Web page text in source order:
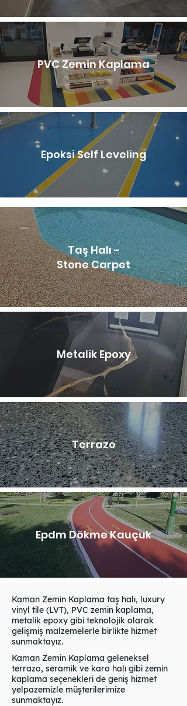
PVC Zemin Kaplama
Epoksi Self Leveling
Taş Halı -
Stone Carpet
Metalik Epoxy
Terrazo
Epdm Dökme Kauçuk
Kaman Zemin Kaplama taş halı, luxury
vinyl tile (LVT), PVC zemin kaplama,
metalik epoxy gibi teknolojik olarak
gelişmiş malzemelerle birlikte hizmet
sunmaktayız.
Kaman Zemin Kaplama geleneksel
terrazo, seramik ve karo halı gibi zemin
kaplama seçenekleri de geniş hizmet
yelpazemizle müşterilerimize
sunmaktayız.